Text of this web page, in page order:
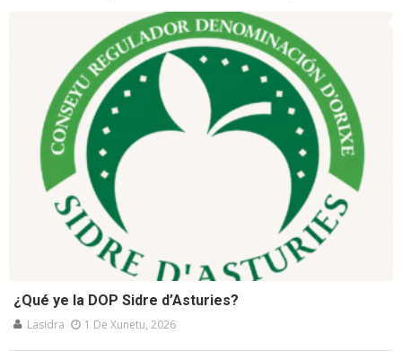
¿Qué ye la DOP Sidre d’Asturies?
Lasidra 1 De Xunetu, 2026